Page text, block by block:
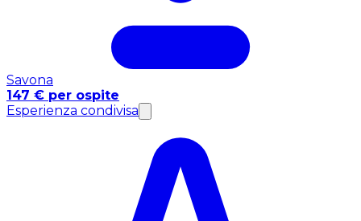
Savona
147 € per ospite
Esperienza condivisa